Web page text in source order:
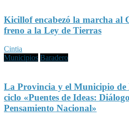
Kicillof encabezó la marcha al
freno a la Ley de Tierras
Cintia
Municipios Baradero
La Provincia y el Municipio
ciclo «Puentes de Ideas:
Pensamiento Nacional»